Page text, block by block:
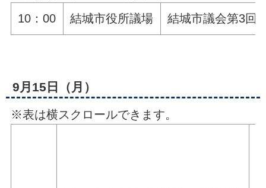
10：00
結城市役所議場 結城市議会第3回
9月15日（月）
※表は横スクロールできます。